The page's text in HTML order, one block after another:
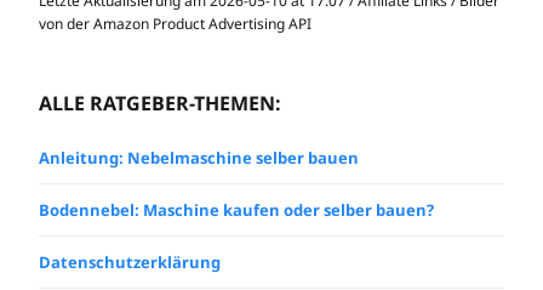
von der Amazon Product Advertising API
ALLE RATGEBER-THEMEN:
Anleitung: Nebelmaschine selber bauen
Bodennebel: Maschine kaufen oder selber bauen?
Datenschutzerklärung